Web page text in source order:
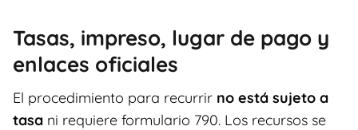
Tasas, impreso, lugar de pago y
enlaces oficiales
El procedimiento para recurrir no está sujeto a
tasa ni requiere formulario 790. Los recursos se